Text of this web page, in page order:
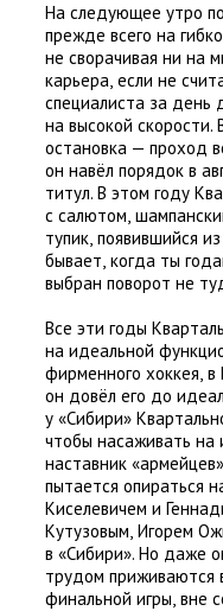
На следующее утро
прежде всего на
не сворачивая ни на
карьера, если не
специалиста за
на высокой
остановка — проход
он навёл порядок в
титул. В этом году
с салютом,
тупик, появившийся
бывает, когда ты
выбран поворот не
Все эти годы
на идеальной
фирменного хоккея, в
он довёл его до
у «Сибири»
чтобы насаживать на
наставник «
пытается опираться
Киселевичем и
Кутузовым, Игорем
в «Сибири». Но даже
трудом приживаются
финальной игры, вне